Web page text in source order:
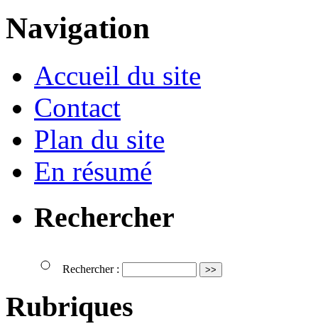
Navigation
Accueil du site
Contact
Plan du site
En résumé
Rechercher
Rechercher :
Rubriques